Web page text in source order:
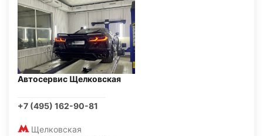
Автосервис Щелковская
+7 (495) 162-90-81
Щелковская